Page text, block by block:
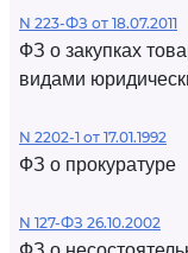
N 223-ФЗ от 18.07.2011
ФЗ о закупках
видами
N 2202-1 от 17.01.1992
ФЗ о прокуратуре
N 127-ФЗ 26.10.2002